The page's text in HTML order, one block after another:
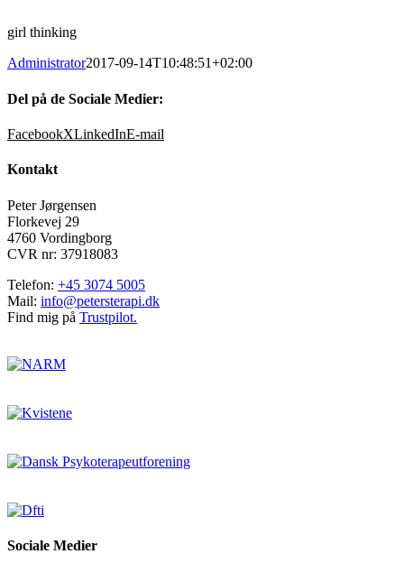
girl thinking
Administrator2017-09-14T10:48:51+02:00
Del på de Sociale Medier:
FacebookXLinkedInE-mail
Kontakt
Peter Jørgensen
Florkevej 29
4760 Vordingborg
CVR nr: 37918083
Telefon: +45 3074 5005
Mail: info@petersterapi.dk
Find mig på Trustpilot.
Sociale Medier